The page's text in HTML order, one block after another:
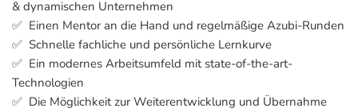
& dynamischen Unternehmen
✅ Einen Mentor an die Hand und regelmäßige Azubi-Runden
✅ Schnelle fachliche und persönliche Lernkurve
✅ Ein modernes Arbeitsumfeld mit state-of-the-art-
Technologien
✅ Die Möglichkeit zur Weiterentwicklung und Übernahme